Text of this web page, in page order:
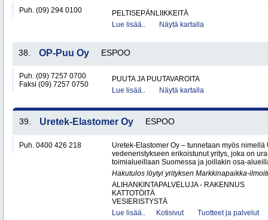
Puh. (09) 294 0100
PELTISEPÄNLIIKKEITÄ
Lue lisää..
Näytä kartalla
38. OP-Puu Oy ESPOO
Puh. (09) 7257 0700
Faksi (09) 7257 0750
PUUTA JA PUUTAVAROITA
Lue lisää..
Näytä kartalla
39. Uretek-Elastomer Oy ESPOO
Puh. 0400 426 218
Uretek-Elastomer Oy – tunnetaan myös
vedeneristykseen erikoistunut yritys, joka on
toimialueillaan Suomessa ja joillakin osa-
Hakutulos löytyi yrityksen Markkinapaikka-
ALIHANKINTAPALVELUJA - RAKENNUS
KATTOTÖITÄ
VESIERISTYSTÄ
Lue lisää..
Kotisivut Tuotteet ja palvelut